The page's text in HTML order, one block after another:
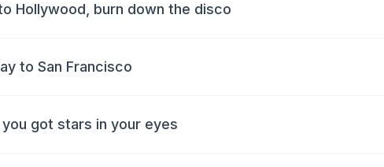
Hollywood, burn down the disco
to San Francisco
you got stars in your eyes